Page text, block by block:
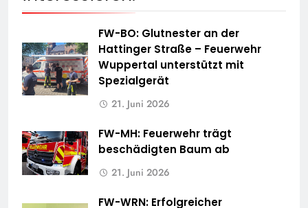
FW-BO: Glutnester an der
Hattinger Straße – Feuerwehr
Wuppertal unterstützt mit
Spezialgerät
21. Juni 2026
FW-MH: Feuerwehr trägt
beschädigten Baum ab
21. Juni 2026
FW-WRN: Erfolgreicher